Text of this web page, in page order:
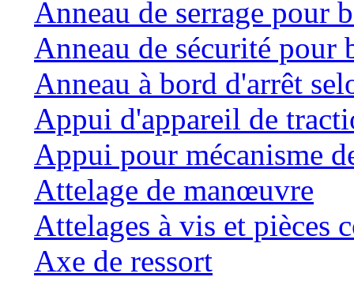
Anneau de serrage pour
Anneau de sécurité pour
Anneau à bord d'arrêt
Appui d'appareil de
Appui pour mécanisme
Attelage de manœuvre
Attelages à vis et pièces
Axe de ressort